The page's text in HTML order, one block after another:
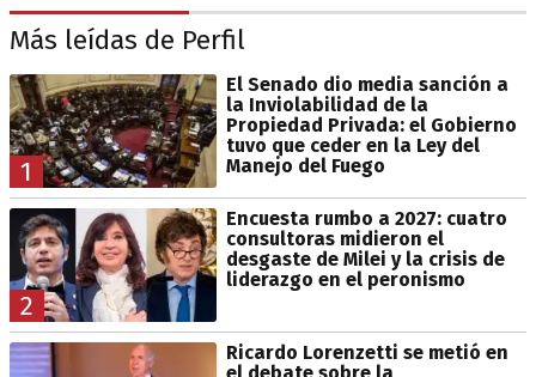
Más leídas de Perfil
1
El Senado dio media sanción a
la Inviolabilidad de la
Propiedad Privada: el Gobierno
tuvo que ceder en la Ley del
Manejo del Fuego
2
Encuesta rumbo a 2027: cuatro
consultoras midieron el
desgaste de Milei y la crisis de
liderazgo en el peronismo
Ricardo Lorenzetti se metió en